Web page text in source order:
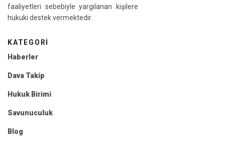
faaliyetleri sebebiyle yargılanan kişilere
hukuki destek vermektedir.
KATEGORI
Haberler
Dava Takip
Hukuk Birimi
Savunuculuk
Blog